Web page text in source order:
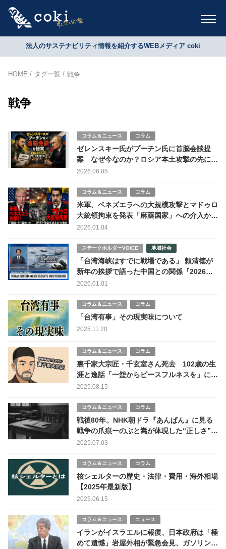
法人のサステナビリティ情報を紹介するWEBメディア coki
HOME タグ一覧 戦争
戦争
コラム＆ニュース コラム
ゼレンスキー氏がプーチン氏に首脳会談提
案 なぜ今なのか？ロシア本土攻撃の先に見
据える停戦シナリオ
2026.06.05
コラム＆ニュース コラム
米軍、ベネズエラへの大規模攻撃とマドゥロ
大統領拘束を発表「麻薬国家」への介入か、
資源収奪か
2026.01.04
ステークホルダーVOICE 地域社会
「台湾海峡はすでに戦場である」 頼清徳が
新年の挨拶で語った中国との関係『2026年
危機説』
2026.01.01
コラム＆ニュース コラム
「台湾有事」その現実味について
2025.11.20
コラム＆ニュース コラム
裏千家大宗匠・千玄室さん死去 102歳の生
涯と逸話「一盌からピースフルネスを」に込
めた平和哲学
2025.08.15
コラム＆ニュース コラム
戦後80年。NHK朝ドラ『あんぱん』に見る
戦争の爪痕ーのぶと嵩が体現した“正しさ”と
沈黙の記憶
2025.07.03
コラム＆ニュース コラム
核シェルターの歴史・法律・費用・海外相場
【2025年最新版】
2025.06.15
コラム＆ニュース ニュース
イランがイスラエルに報復、日本政府は「極
めて遺憾」岩屋外相が緊急会見、ガソリン価